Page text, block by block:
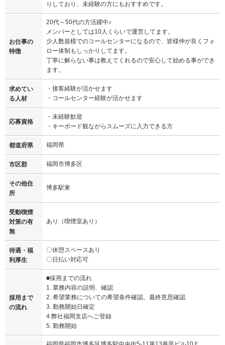
りしており、未経験の方にもおすすめです。
お仕事の
特徴
20代～50代の方活躍中♪
メンバーとしては10人くらいで運営してます。
少人数規模でのコールセンターになるので、皆様仲が良くフォ
ロー体制もしっかりしてます。
丁寧に解らない事は教えてくれるので安心して始める事ができ
ます。
求めてい
る人材
・接客経験が活かせます
・コールセンター経験が活かせます
応募資格
・未経験歓迎
・キーボード観ながらスムーズに入力できる方
都道府県 福岡県
市区郡 福岡市博多区
その他住
所
博多駅東
受動喫煙
対策の有
無
あり（喫煙室あり）
待遇・福
利厚生
〇休憩スペースあり
〇日払い対応可
採用まで
の流れ
■採用までの流れ
1. 業務内容の説明、確認
2. 希望業務についての希望条件確認、最終意思確認
3. 勤務開始日確定
4.弊社福岡支店へご登録
5. 勤務開始